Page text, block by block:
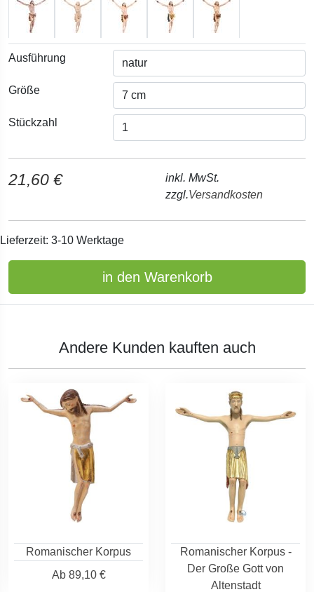
Ausführung
Größe
Stückzahl
21,60 €
inkl. MwSt.
zzgl.Versandkosten
Lieferzeit: 3-10 Werktage
in den Warenkorb
Andere Kunden kauften auch
Romanischer Korpus
Ab89,10 €
Romanischer Korpus -
Der Große Gott von
Altenstadt